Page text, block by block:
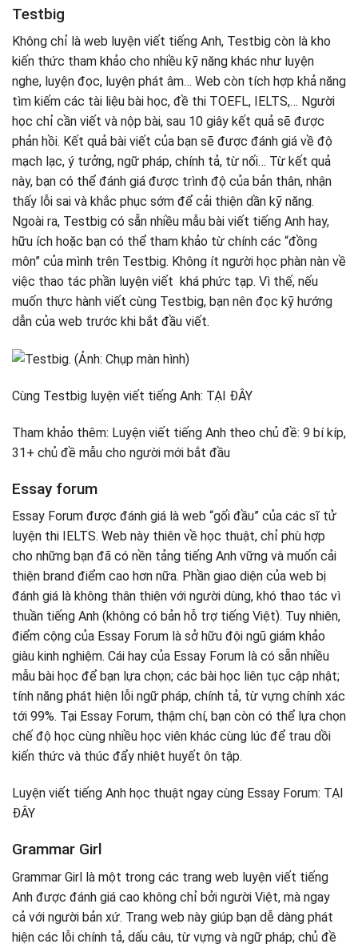
Testbig
Không chỉ là web luyện viết tiếng Anh, Testbig còn là kho
kiến thức tham khảo cho nhiều kỹ năng khác như luyện
nghe, luyện đọc, luyện phát âm… Web còn tích hợp khả năng
tìm kiếm các tài liệu bài học, đề thi TOEFL, IELTS,… Người
học chỉ cần viết và nộp bài, sau 10 giây kết quả sẽ được
phản hồi. Kết quả bài viết của bạn sẽ được đánh giá về độ
mạch lạc, ý tưởng, ngữ pháp, chính tả, từ nối… Từ kết quả
này, bạn có thể đánh giá được trình độ của bản thân, nhận
thấy lỗi sai và khắc phục sớm để cải thiện dần kỹ năng.
Ngoài ra, Testbig có sẵn nhiều mẫu bài viết tiếng Anh hay,
hữu ích hoặc bạn có thể tham khảo từ chính các “đồng
môn” của mình trên Testbig. Không ít người học phàn nàn về
việc thao tác phần luyện viết khá phức tạp. Vì thế, nếu
muốn thực hành viết cùng Testbig, bạn nên đọc kỹ hướng
dẫn của web trước khi bắt đầu viết.
Cùng Testbig luyện viết tiếng Anh: TẠI ĐÂY
Tham khảo thêm: Luyện viết tiếng Anh theo chủ đề: 9 bí kíp,
31+ chủ đề mẫu cho người mới bắt đầu
Essay forum
Essay Forum được đánh giá là web “gối đầu” của các sĩ tử
luyện thi IELTS. Web này thiên về học thuật, chỉ phù hợp
cho những bạn đã có nền tảng tiếng Anh vững và muốn cải
thiện brand điểm cao hơn nữa. Phần giao diện của web bị
đánh giá là không thân thiện với người dùng, khó thao tác vì
thuần tiếng Anh (không có bản hỗ trợ tiếng Việt). Tuy nhiên,
điểm cộng của Essay Forum là sở hữu đội ngũ giám khảo
giàu kinh nghiệm. Cái hay của Essay Forum là có sẵn nhiều
mẫu bài học để bạn lựa chọn; các bài học liên tục cập nhật;
tính năng phát hiện lỗi ngữ pháp, chính tả, từ vựng chính xác
tới 99%. Tại Essay Forum, thậm chí, bạn còn có thể lựa chọn
chế độ học cùng nhiều học viên khác cùng lúc để trau dồi
kiến thức và thúc đẩy nhiệt huyết ôn tập.
Luyện viết tiếng Anh học thuật ngay cùng Essay Forum: TẠI
ĐÂY
Grammar Girl
Grammar Girl là một trong các trang web luyện viết tiếng
Anh được đánh giá cao không chỉ bởi người Việt, mà ngay
cả với người bản xứ. Trang web này giúp bạn dễ dàng phát
hiện các lỗi chính tả, dấu câu, từ vựng và ngữ pháp; chủ đề